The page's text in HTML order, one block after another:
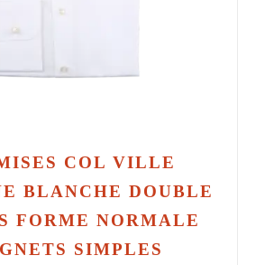
COL VILLE
BLANCHE DOUBLE
FORME NORMALE
SIMPLES